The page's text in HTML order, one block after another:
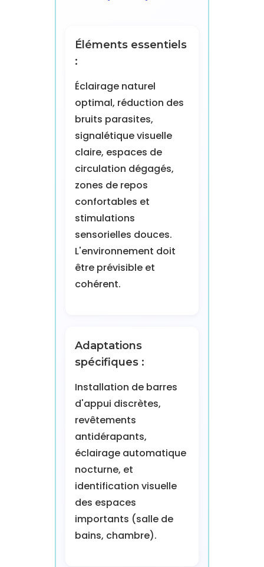
Éléments essentiels
:
Éclairage naturel
optimal, réduction des
bruits parasites,
signalétique visuelle
claire, espaces de
circulation dégagés,
zones de repos
confortables et
stimulations
sensorielles douces.
L'environnement doit
être prévisible et
cohérent.
Adaptations
spécifiques :
Installation de barres
d'appui discrètes,
revêtements
antidérapants,
éclairage automatique
nocturne, et
identification visuelle
des espaces
importants (salle de
bains, chambre).